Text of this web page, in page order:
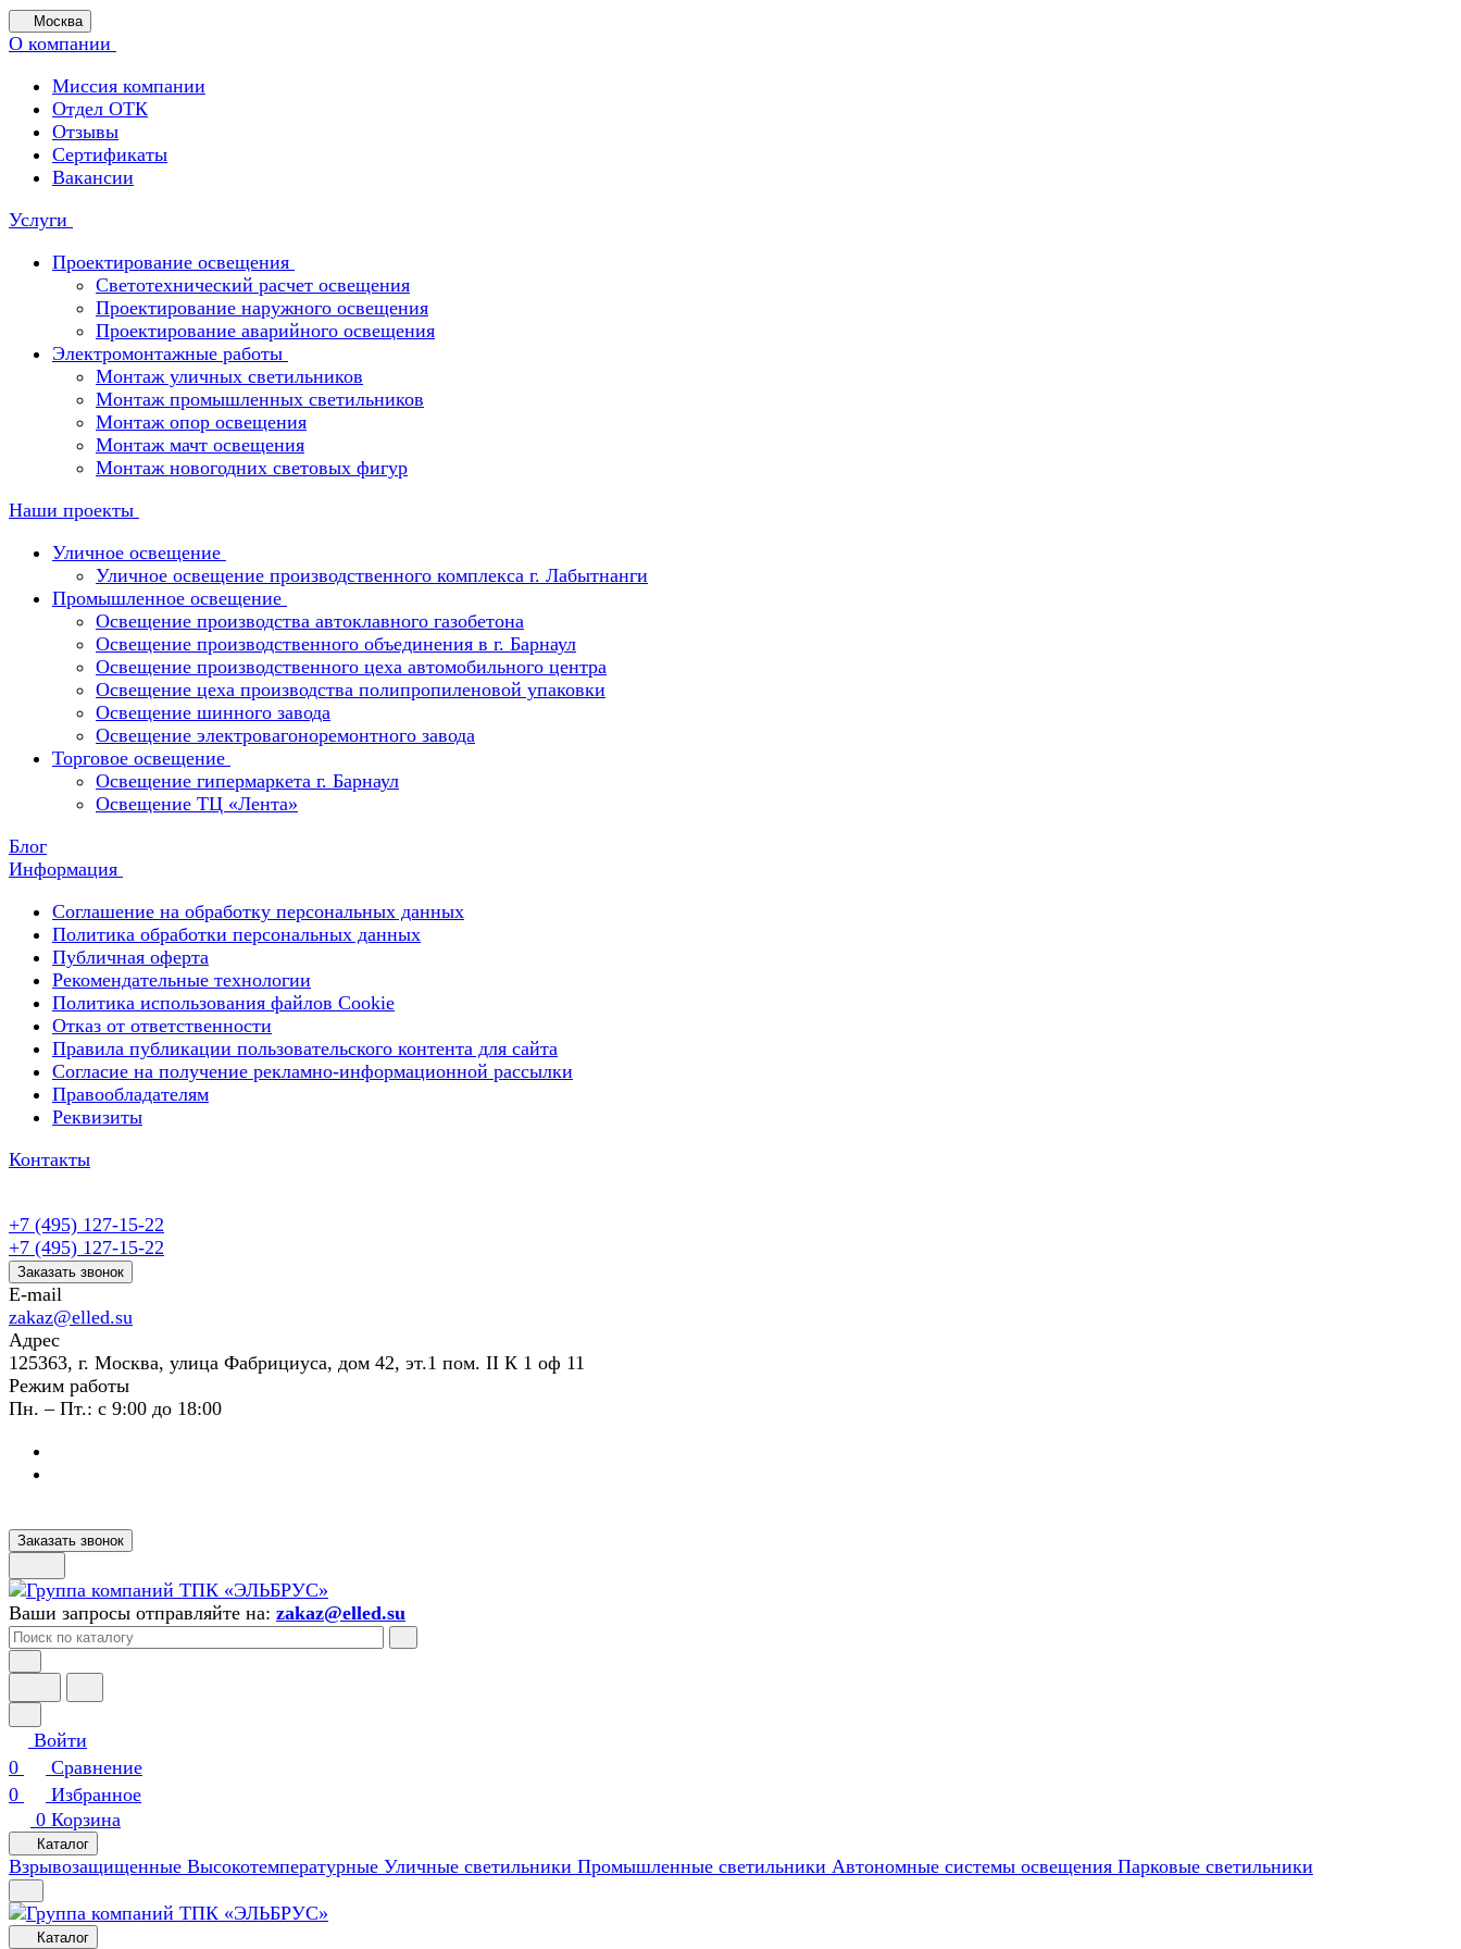
Москва
О компании
Миссия компании
Отдел ОТК
Отзывы
Сертификаты
Вакансии
Услуги
Проектирование освещения
Светотехнический расчет освещения
Проектирование наружного освещения
Проектирование аварийного освещения
Электромонтажные работы
Монтаж уличных светильников
Монтаж промышленных светильников
Монтаж опор освещения
Монтаж мачт освещения
Монтаж новогодних световых фигур
Наши проекты
Уличное освещение
Уличное освещение производственного комплекса г. Лабытнанги
Промышленное освещение
Освещение производства автоклавного газобетона
Освещение производственного объединения в г. Барнаул
Освещение производственного цеха автомобильного центра
Освещение цеха производства полипропиленовой упаковки
Освещение шинного завода
Освещение электровагоноремонтного завода
Торговое освещение
Освещение гипермаркета г. Барнаул
Освещение ТЦ «Лента»
Блог
Информация
Соглашение на обработку персональных данных
Политика обработки персональных данных
Публичная оферта
Рекомендательные технологии
Политика использования файлов Cookie
Отказ от ответственности
Правила публикации пользовательского контента для сайта
Согласие на получение рекламно-информационной рассылки
Правообладателям
Реквизиты
Контакты
+7 (495) 127-15-22
+7 (495) 127-15-22
Заказать звонок
E-mail
zakaz@elled.su
Адрес
125363, г. Москва, улица Фабрициуса, дом 42, эт.1 пом. II К 1 оф 11
Режим работы
Пн. – Пт.: с 9:00 до 18:00
Заказать звонок
Ваши запросы отправляйте на: zakaz@elled.su
Войти
0
Сравнение
0
Избранное
0 Корзина
Каталог
Взрывозащищенные Высокотемпературные Уличные светильники Промышленные светильники Автономные системы освещения Парковые светильники
Каталог